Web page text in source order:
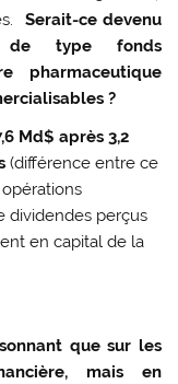
Serait-ce devenu
de type fonds
pharmaceutique
?
Md$ après 3,2
(différence entre ce
dividendes perçus
en capital de la
que sur les
mais en